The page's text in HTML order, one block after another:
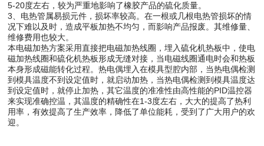
5-20度左右，较为严重地影响了橡胶产品的硫化质量。
3、电热管属易损元件，损坏率较高。在一根或几根电热管损坏的情
况下难以及时，造成平板加热不均匀，而影响产品报废。其维修量、
维修费用也较大。
本电磁加热方案采用直接把电磁加热线圈，埋入硫化机热板中，使电
磁加热线圈和硫化机热板形成无缝对接，当电磁线圈通电时会和热板
本身形成磁能转化过程。热电偶埋入在模具型腔内部，当热电偶检测
到模具温度不到设定值时，就启动加热，当热电偶检测到模具温度达
到设定值时，就停止加热，其它温度的准准性由高性能的PID温控器
来实现准确控温，其温度的精确性在1-3度左右，大大的提高了热利
用率，有效提高了生产效率，降低了单位能耗，受到了广大用户的欢
迎。